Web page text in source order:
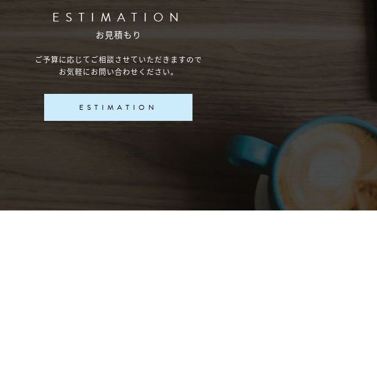
ESTIMATION
お見積もり
ご予算に応じてご相談させていただきますので
お気軽にお問い合わせください。
ESTIMATION